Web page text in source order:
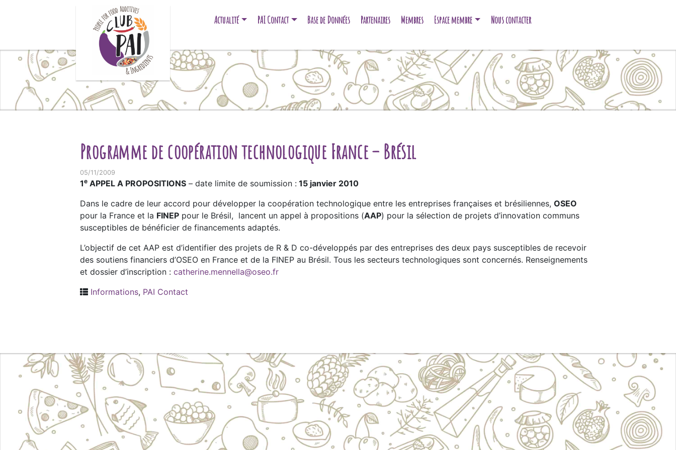
Actualité PAI Contact Base de Données Partenaires Membres Espace membre Nous contacter
Programme de coopération technologique France – Brésil
05/11/2009
1e APPEL A PROPOSITIONS – date limite de soumission : 15 janvier 2010
Dans le cadre de leur accord pour développer la coopération technologique entre les entreprises françaises et brésiliennes, OSEO
pour la France et la FINEP pour le Brésil, lancent un appel à propositions (AAP) pour la sélection de projets d’innovation communs
susceptibles de bénéficier de financements adaptés.
L’objectif de cet AAP est d’identifier des projets de R & D co-développés par des entreprises des deux pays susceptibles de recevoir
des soutiens financiers d’OSEO en France et de la FINEP au Brésil. Tous les secteurs technologiques sont concernés. Renseignements
et dossier d’inscription : catherine.mennella@oseo.fr
Informations, PAI Contact